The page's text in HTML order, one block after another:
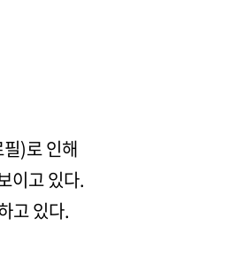
)로 인해
이고 있다.
고 있다.